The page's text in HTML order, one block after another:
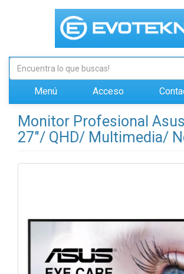
Menú Acceso
Monitor Profesional
27"/ QHD/ Multimedia/